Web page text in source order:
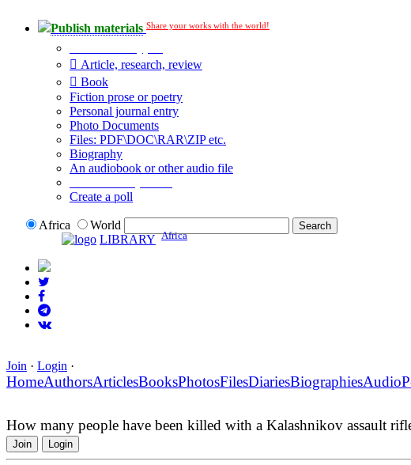
Publish materials Share your works with the world!
Article, research, review
Book
Fiction prose or poetry
Personal journal entry
Photo Documents
Files: PDF\DOC\RAR\ZIP etc.
Biography
An audiobook or other audio file
Create a poll
Africa
World
LIBRARY Africa
Join · Login ·
HomeAuthorsArticlesBooksPhotosFilesDiariesBiographiesAudio
How many people have been killed with a Kalashnikov assault
Join Login